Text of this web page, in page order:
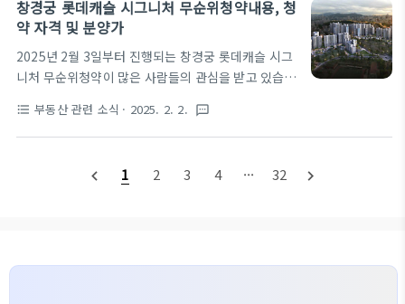
동결할 가능성이 높지만, 인플레이션 둔화와 고용 시
장 약세를 고려해 금리 인하 ..
석 시장에서 중요한 위치를 차지하고 있음을 보여주는
가치, 그리고 주가 변화를 소제목 형식으로 자세히 살
펴보겠습니다.팔란티어의 주요 사업내용팔란티어는
데이터 분석 소프트웨어를 제공하는 기업으로, 정부
가 있으며, 각각 정부와 군사기관, 상업적 고객..
창경궁 롯데캐슬 시그니처 무순위청약내용, 청
약 자격 및 분양가
2025년 2월 3일부터 진행되는 창경궁 롯데캐슬 시그
니처 무순위청약이 많은 사람들의 관심을 받고 있습니
한 84㎡ 타입 잔여 45 가구를 대상으로 하며, 서울시
성북구 삼선동 2가에 위치한 대단지입니다. 본 글에서
을 자세히 정리해보겠습니다. 청약 모집 내용청약 대
경쟁률이 22:1의 높은 경쟁률을 보였던 곳으로 무순위
format_list_bulleted 부동산 관련 소식 · 2025. 2. 2. textsms
navigate_before 1 2 3 4 ··· 32 navigate_next